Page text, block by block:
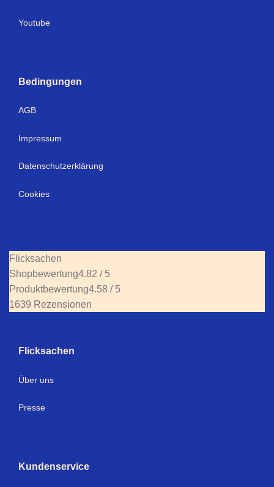
Youtube
Bedingungen
AGB
Impressum
Datenschutzerklärung
Cookies
Flicksachen
Shopbewertung4.82 / 5
Produktbewertung4.58 / 5
1639 Rezensionen
Flicksachen
Über uns
Presse
Kundenservice